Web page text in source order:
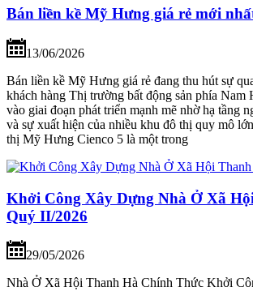
Bán liền kề Mỹ Hưng giá rẻ mới
13/06/2026
Bán liền kề Mỹ Hưng giá rẻ đang thu hút sự
khách hàng Thị trường bất động sản phía Nam
vào giai đoạn phát triển mạnh mẽ nhờ hạ tầng
và sự xuất hiện của nhiều khu đô thị quy mô
thị Mỹ Hưng Cienco 5 là một trong
Khởi Công Xây Dựng Nhà Ở Xã
Quý II/2026
29/05/2026
Nhà Ở Xã Hội Thanh Hà Chính Thức Khởi